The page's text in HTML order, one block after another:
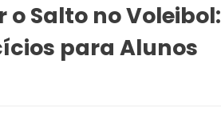
o Salto no Voleibol:
para Alunos